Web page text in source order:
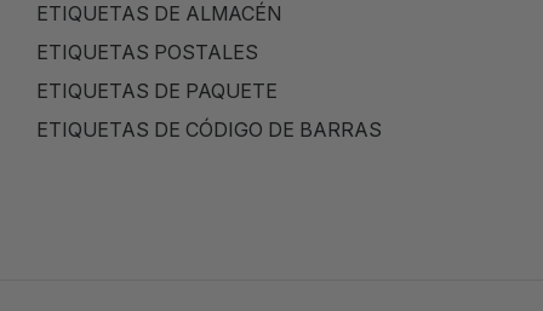
ETIQUETAS DE ALMACÉN
ETIQUETAS POSTALES
ETIQUETAS DE PAQUETE
ETIQUETAS DE CÓDIGO DE BARRAS